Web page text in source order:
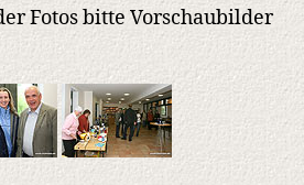
Fotos bitte Vorschaubilder